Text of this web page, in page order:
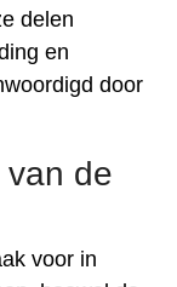
delen
en
door
de
voor in